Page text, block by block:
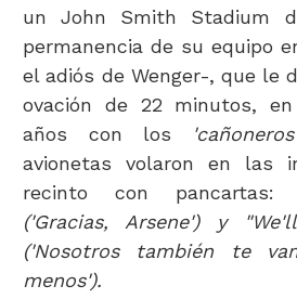
un John Smith Stadium
permanencia de su equipo
el adiós de Wenger-, que le
ovación de 22 minutos,
años con los
avionetas volaron en las
recinto con pancartas:
('Gracias, Arsene') y
('Nosotros también te
menos').